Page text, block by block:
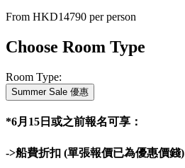
From HKD14790 per person
Choose Room Type
Room Type:
Summer Sale 優惠
*6月15日或之前報名可享：
->船費折扣 (單張報價已為優惠價錢)